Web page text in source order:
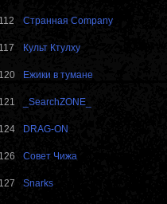
112 Странная Company
117 Культ Ктулху
120 Ежики в тумане
121 _SearchZONE_
124 DRAG-ON
126 Совет Чижа
127 Snarks